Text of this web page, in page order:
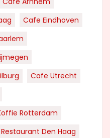
Cafe Eindhoven
Cafe Utrecht
Rotterdam
Restaurant Den Haag